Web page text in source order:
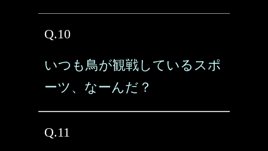
Q.10
いつも鳥が観戦しているスポ
ーツ、なーんだ？
Q.11